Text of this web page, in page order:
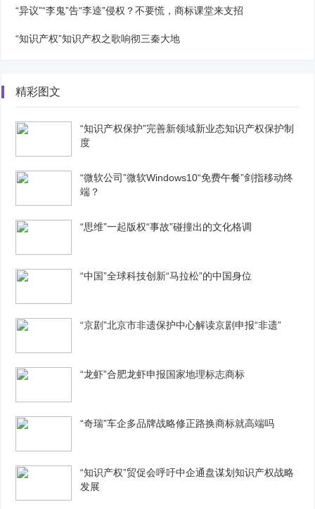
“异议”“李鬼”告“李逵”侵权？不要慌，商标课堂来支招
“知识产权”知识产权之歌响彻三秦大地
精彩图文
“知识产权保护”完善新领域新业态知识产权保护制
度
“微软公司”微软Windows10“免费午餐”剑指移动终
端？
“思维”一起版权“事故”碰撞出的文化格调
“中国”全球科技创新“马拉松”的中国身位
“京剧”北京市非遗保护中心解读京剧申报“非遗”
“龙虾”合肥龙虾申报国家地理标志商标
“奇瑞”车企多品牌战略修正路换商标就高端吗
“知识产权”贸促会呼吁中企通盘谋划知识产权战略
发展